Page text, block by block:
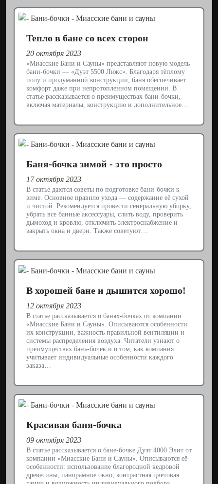
Тепло в бане со всех сторон
20 октября 2023
«Миасские Бани и Сауны» представляют новую модель
бани-бочки — «Дуэт 5500 Люкс». Благодаря тёплому
полу и продуманной конструкции, баня обеспечивает
комфорт даже при непротопленном помещении. В
статье рассказывается о преимуществах бани-бочки,
включая материалы, конструкцию и дополнительное…
Баня-бочка зимой - это просто
17 октября 2023
В статье даются советы по подготовке бани-бочки к
зиме. Основное правило ухода — содержание её сухой
и чистой. Рекомендуется провести генеральную уборку,
убрать все банные аксессуары, слить воду, проверить
дымоход и кровлю, отключить электроснабжение и
закрыть окна и двери. Также советуют…
В хорошей бане и дышится хорошо!
12 октября 2023
В статье рассказывается о банях-бочках от компании
«Миасские Бани и Сауны». Описываются особенности
их конструкции, важность правильной вентиляции и
системы распределения воздуха. Читатели узнают о
преимуществах бань-бочек и о том, как компания
учитывает индивидуальные особенности каждого
заказа…
Красивая баня-бочка
09 октября 2023
В статье рассказывается о бане-бочке Дуэт 4000 Элит от
компании «Миасские Бани и Сауны». Описываются её
особенности: использование благородной кедровой
древесины, панорамное окно, контрастная цветовая